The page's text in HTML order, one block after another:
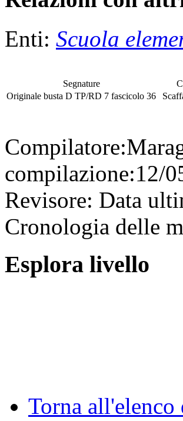
Enti: Scuola
Segnature
Originale busta D TP/RD 7 fascicolo 36
Compilatore:
compilazione:12/
Revisore: Data
Cronologia delle
Esplora livello
Torna